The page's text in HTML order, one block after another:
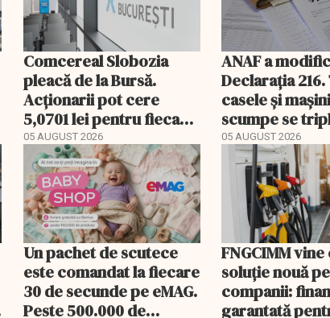
Comcereal Slobozia
pleacă de la Bursă.
Acționarii pot cere
5,0701 lei pentru fiecare
acțiune
05 AUGUST 2026
ANAF a
Declarația
casele și
scumpe se
2026
05 AUGUST 2026
Un pachet de scutece
este comandat la fiecare
30 de secunde pe eMAG.
Peste 500.000 de
FNGCIMM vine
soluție nouă
companii:
garantată